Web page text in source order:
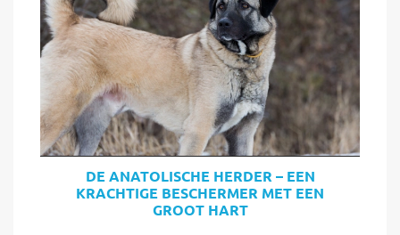
DE ANATOLISCHE HERDER – EEN
KRACHTIGE BESCHERMER MET EEN
GROOT HART